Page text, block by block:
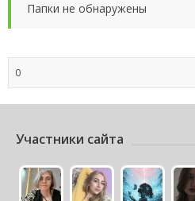
Папки не обнаружены
0
Участники сайта